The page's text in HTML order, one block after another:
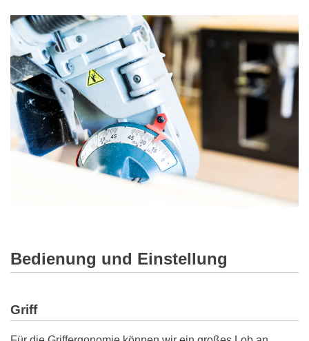
Bedienung und Einstellung
Griff